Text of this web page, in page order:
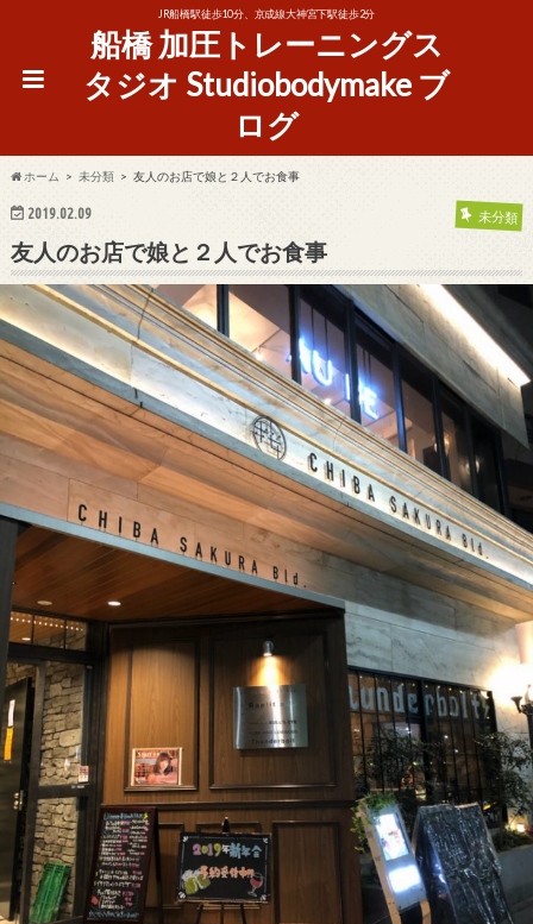
JR船橋駅徒歩10分、京成線大神宮下駅徒歩2分
船橋 加圧トレーニングス
タジオ Studiobodymake ブ
ログ
ホーム 未分類 友人のお店で娘と２人でお食事
2019.02.09 未分類
友人のお店で娘と２人でお食事